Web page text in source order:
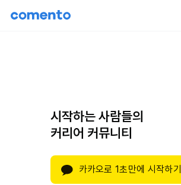
시작하는 사람들의
커리어 커뮤니티
카카오로 1초만에 시작하기